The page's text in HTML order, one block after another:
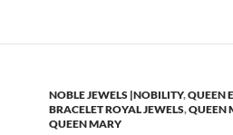
NOBLE JEWELS |NOBILITY,QUEEN
BRACELET ROYAL JEWELS,QUEEN
QUEEN MARY